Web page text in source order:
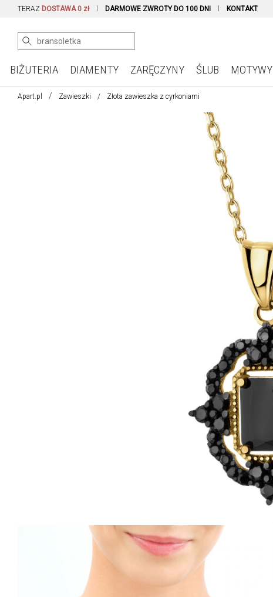
TERAZ DOSTAWA 0 zł DARMOWE ZWROTY DO 100 DNI KONTAKT
BIŻUTERIA DIAMENTY ZARĘCZYNY ŚLUB MOTYWY
Apart.pl Zawieszki Złota zawieszka z cyrkoniami